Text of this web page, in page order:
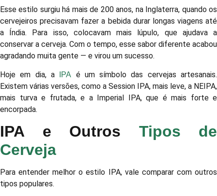
Esse estilo surgiu há mais de 200 anos, na Inglaterra, quando os
cervejeiros precisavam fazer a bebida durar longas viagens até
a Índia. Para isso, colocavam mais lúpulo, que ajudava a
conservar a cerveja. Com o tempo, esse sabor diferente acabou
agradando muita gente — e virou um sucesso.
Hoje em dia, a IPA
é um símbolo das cervejas artesanais.
Existem várias versões, como a Session IPA, mais leve, a NEIPA,
mais turva e frutada, e a Imperial IPA, que é mais forte e
encorpada.
IPA e Outros Tipos de
Cerveja
Para entender melhor o estilo IPA, vale comparar com outros
tipos populares.